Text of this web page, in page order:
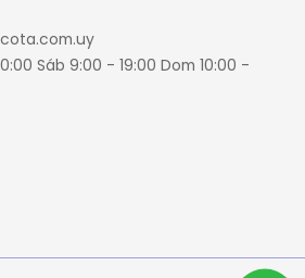
Sáb 9:00 - 19:00 Dom 10:00 -